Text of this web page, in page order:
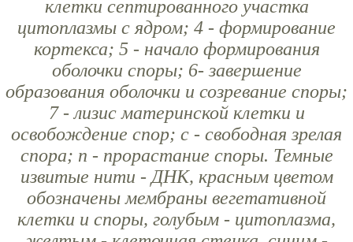
клетки септированного участка
цитоплазмы с ядром; 4 - формирование
кортекса; 5 - начало формирования
оболочки споры; 6- завершение
образования оболочки и созревание споры;
7 - лизис материнской клетки и
освобождение спор; с - свободная зрелая
спора; п - прорастание споры. Темные
извитые нити - ДНК, красным цветом
обозначены мембраны вегетативной
клетки и споры, голубым - цитоплазма,